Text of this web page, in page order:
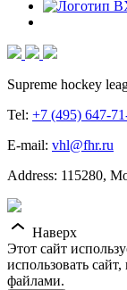
Supreme hockey
Tel: +7 (495) 647-
E-mail: vhl@fhr.ru
Address: 115280,
Наверх
Этот сайт
использовать
файлами.